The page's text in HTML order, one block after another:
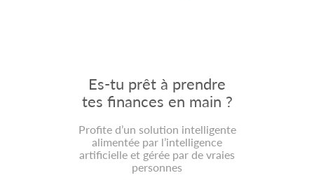
Es-tu prêt à prendre
tes finances en main ?
Profite d’un solution intelligente
alimentée par l’intelligence
artificielle et gérée par de vraies
personnes
Evalue ta santé financière
selon les 5 piliers du
Analyse tes résultats
et choisis sur quoi agir
Compare ta santé financière
Définis des objectifs et crée
un plan d’action pour améliorer
Planifie tes actions
et prévois des rappels
Suis tes progrès et constate